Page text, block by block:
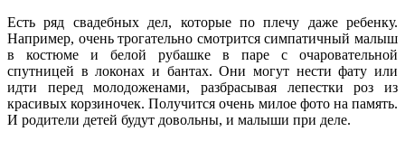
Есть ряд свадебных дел, которые по плечу даже ребенку.
Например, очень трогательно смотрится симпатичный малыш
в костюме и белой рубашке в паре с очаровательной
спутницей в локонах и бантах. Они могут нести фату или
идти перед молодоженами, разбрасывая лепестки роз из
красивых корзиночек. Получится очень милое фото на память.
И родители детей будут довольны, и малыши при деле.